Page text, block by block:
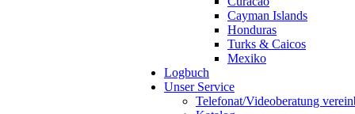
Cayman Islands
Honduras
Turks & Caicos
Mexiko
Logbuch
Unser Service
Telefonat/Videoberatung